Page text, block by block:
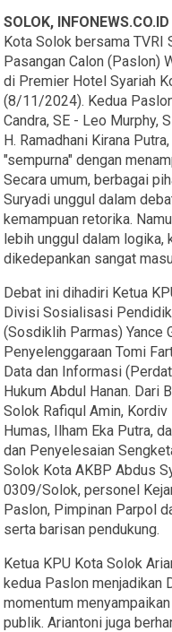
SOLOK, INFONEWS.CO.ID
Kota Solok bersama TVRI
Pasangan Calon (Paslon)
di Premier Hotel Syariah
(8/11/2024). Kedua
Candra, SE - Leo Murphy,
H. Ramadhani Kirana
"sempurna" dengan
Secara umum, berbagai
Suryadi unggul dalam
kemampuan retorika.
lebih unggul dalam logika,
dikedepankan sangat
Debat ini dihadiri Ketua
Divisi Sosialisasi
(Sosdiklih Parmas) Yance
Penyelenggaraan Tomi
Data dan Informasi
Hukum Abdul Hanan. Dari
Solok Rafiqul Amin,
Humas, Ilham Eka Putra,
dan Penyelesaian
Solok Kota AKBP Abdus
0309/Solok, personel
Paslon, Pimpinan Parpol
serta barisan pendukung.
Ketua KPU Kota Solok
kedua Paslon menjadikan
momentum
publik. Ariantoni juga